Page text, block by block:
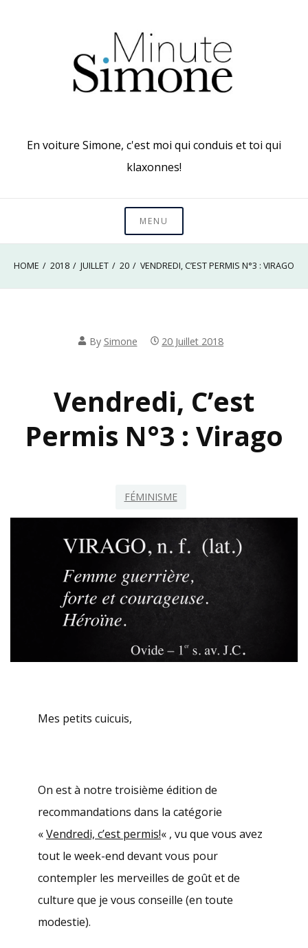
En voiture Simone, c'est moi qui conduis et toi qui
klaxonnes!
MENU
HOME 2018 JUILLET 20 VENDREDI, C’EST PERMIS N°3 : VIRAGO
By Simone 20 Juillet 2018
Vendredi, C’est
Permis N°3 : Virago
FÉMINISME
Mes petits cuicuis,
On est à notre troisième édition de
recommandations dans la catégorie
«Vendredi, c’est permis!« , vu que vous avez
tout le week-end devant vous pour
contempler les merveilles de goût et de
culture que je vous conseille (en toute
modestie).